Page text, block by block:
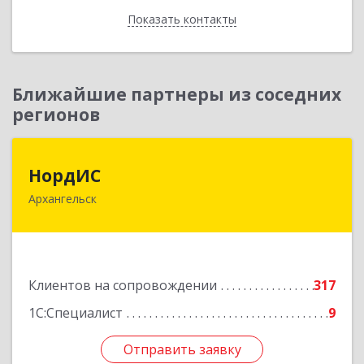
Показать контакты
Назад
Ближайшие партнеры из соседних
регионов
НордИС
Архангельск
Клиентов на сопровождении
317
1С:Специалист
9
Отправить заявку
163071, Архангельская обл, Архангельск г,
Отправить заявку